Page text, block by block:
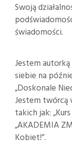
Swoją
świadomości.
Jestem autorką
siebie na
„Doskonale
Jestem twórcą
takich jak:
„AKADEMIA
Kobiet!”.